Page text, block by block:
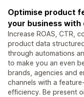
Optimise product
your business
Increase ROAS, CTR,
product data
through automations
to make you an even
brands, agencies and
channels with a
efficiency. Be present